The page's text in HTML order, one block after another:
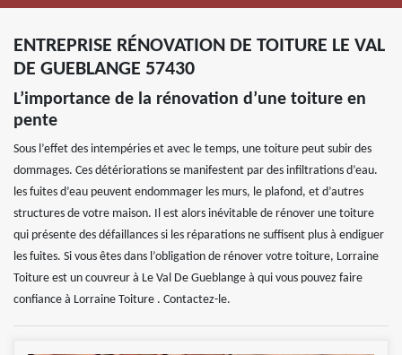
ENTREPRISE RÉNOVATION DE TOITURE LE VAL
DE GUEBLANGE 57430
L’importance de la rénovation d’une toiture en
pente
Sous l’effet des intempéries et avec le temps, une toiture peut subir des
dommages. Ces détériorations se manifestent par des infiltrations d’eau.
les fuites d’eau peuvent endommager les murs, le plafond, et d’autres
structures de votre maison. Il est alors inévitable de rénover une toiture
qui présente des défaillances si les réparations ne suffisent plus à endiguer
les fuites. Si vous êtes dans l’obligation de rénover votre toiture, Lorraine
Toiture est un couvreur à Le Val De Gueblange à qui vous pouvez faire
confiance à Lorraine Toiture . Contactez-le.